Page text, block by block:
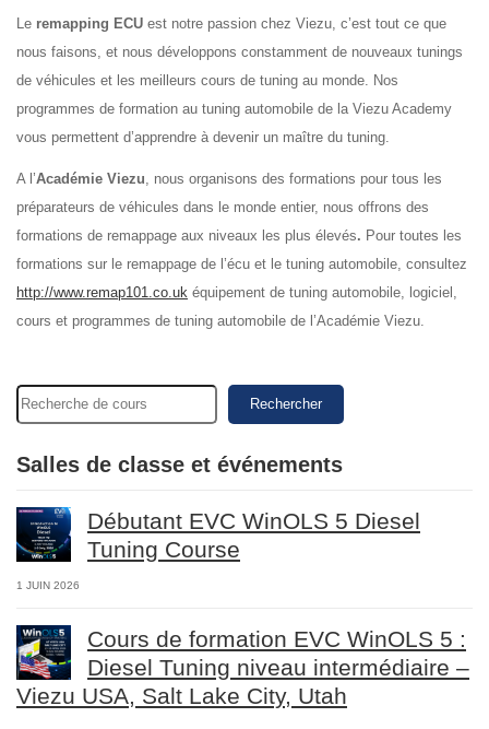
Le remapping ECU est notre passion chez Viezu, c’est tout ce que
nous faisons, et nous développons constamment de nouveaux tunings
de véhicules et les meilleurs cours de tuning au monde. Nos
programmes de formation au tuning automobile de la Viezu Academy
vous permettent d’apprendre à devenir un maître du tuning.
A l’Académie Viezu, nous organisons des formations pour tous les
préparateurs de véhicules dans le monde entier, nous offrons des
formations de remappage aux niveaux les plus élevés. Pour toutes les
formations sur le remappage de l’écu et le tuning automobile, consultez
http://www.remap101.co.uk équipement de tuning automobile, logiciel,
cours et programmes de tuning automobile de l’Académie Viezu.
Rechercher
Salles de classe et événements
Débutant EVC WinOLS 5 Diesel
Tuning Course
1 JUIN 2026
Cours de formation EVC WinOLS 5 :
Diesel Tuning niveau intermédiaire –
Viezu USA, Salt Lake City, Utah